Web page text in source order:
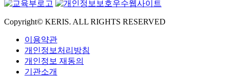
Copyright© KERIS. ALL RIGHTS RESERVED
이용약관
개인정보처리방침
개인정보 재동의
기관소개